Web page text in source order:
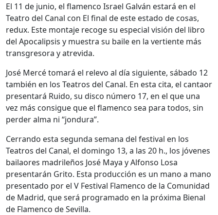
El 11 de junio, el flamenco Israel Galván estará en el
Teatro del Canal con El final de este estado de cosas,
redux. Este montaje recoge su especial visión del libro
del Apocalipsis y muestra su baile en la vertiente más
transgresora y atrevida.
José Mercé tomará el relevo al día siguiente, sábado 12
también en los Teatros del Canal. En esta cita, el cantaor
presentará Ruido, su disco número 17, en el que una
vez más consigue que el flamenco sea para todos, sin
perder alma ni “jondura”.
Cerrando esta segunda semana del festival en los
Teatros del Canal, el domingo 13, a las 20 h., los jóvenes
bailaores madrileños José Maya y Alfonso Losa
presentarán Grito. Esta producción es un mano a mano
presentado por el V Festival Flamenco de la Comunidad
de Madrid, que será programado en la próxima Bienal
de Flamenco de Sevilla.